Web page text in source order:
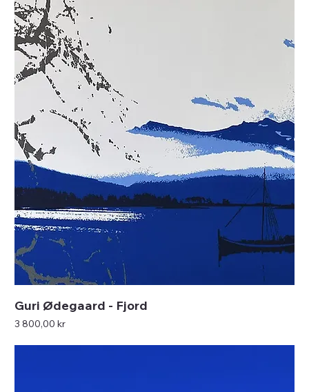
Guri Ødegaard - Fjord
Pris
3 800,00 kr